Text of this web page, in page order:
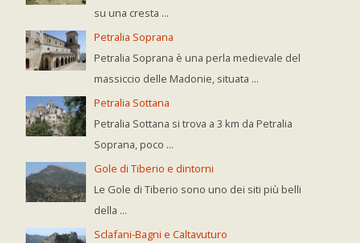
su una cresta ...
Petralia Soprana
Petralia Soprana è una perla medievale del
massiccio delle Madonie, situata ...
Petralia Sottana
Petralia Sottana si trova a 3 km da Petralia
Soprana, poco ...
Gole di Tiberio e dintorni
Le Gole di Tiberio sono uno dei siti più belli
della ...
Sclafani-Bagni e Caltavuturo